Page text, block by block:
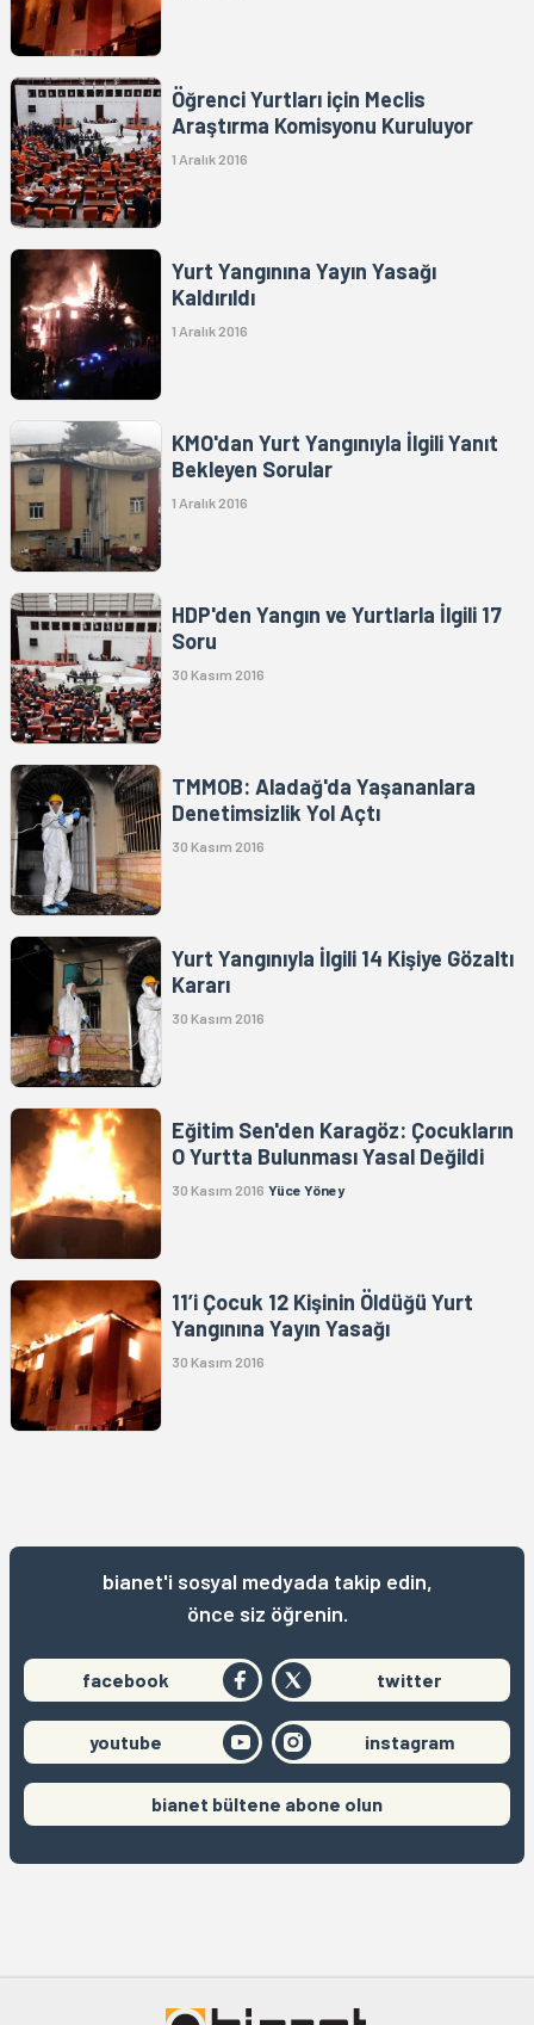
Öğrenci Yurtları için Meclis
Araştırma Komisyonu Kuruluyor
1 Aralık 2016
Yurt Yangınına Yayın Yasağı
Kaldırıldı
1 Aralık 2016
KMO'dan Yurt Yangınıyla İlgili Yanıt
Bekleyen Sorular
1 Aralık 2016
HDP'den Yangın ve Yurtlarla İlgili 17
Soru
30 Kasım 2016
TMMOB: Aladağ'da Yaşananlara
Denetimsizlik Yol Açtı
30 Kasım 2016
Yurt Yangınıyla İlgili 14 Kişiye Gözaltı
Kararı
30 Kasım 2016
Eğitim Sen'den Karagöz: Çocukların
O Yurtta Bulunması Yasal Değildi
30 Kasım 2016 Yüce Yöney
11’i Çocuk 12 Kişinin Öldüğü Yurt
Yangınına Yayın Yasağı
30 Kasım 2016
bianet'i sosyal medyada takip edin,
önce siz öğrenin.
facebook twitter
youtube instagram
bianet bültene abone olun